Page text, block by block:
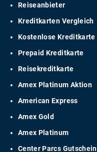
Reiseanbieter
Kreditkarten Vergleich
Kostenlose Kreditkarte
Prepaid Kreditkarte
Reisekreditkarte
Amex Platinum Aktion
American Express
Amex Gold
Amex Platinum
Center Parcs Gutschein